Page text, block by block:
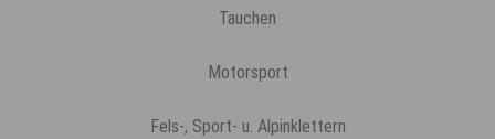
Tauchen
Motorsport
Fels-, Sport- u. Alpinklettern